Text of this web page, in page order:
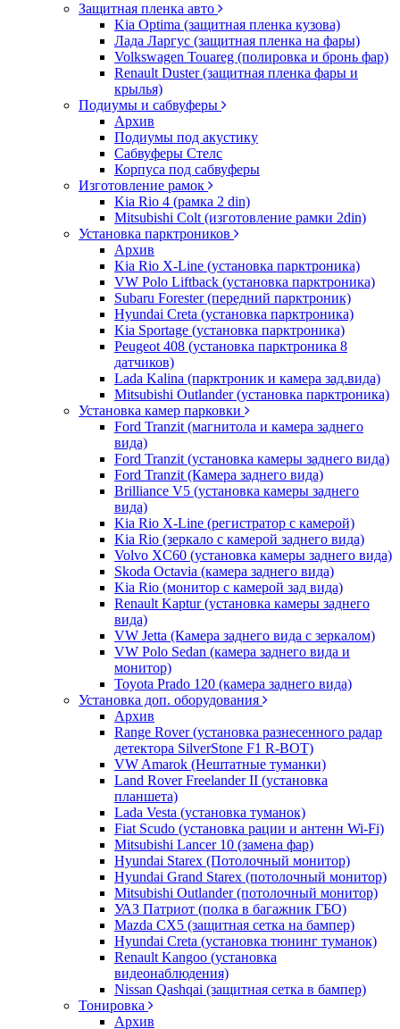
Защитная пленка авто
Kia Optima (защитная пленка кузова)
Лада Ларгус (защитная пленка на фары)
Volkswagen Touareg (полировка и бронь фар)
Renault Duster (защитная пленка фары и
крылья)
Подиумы и сабвуферы
Архив
Подиумы под акустику
Сабвуферы Стелс
Корпуса под сабвуферы
Изготовление рамок
Kia Rio 4 (рамка 2 din)
Mitsubishi Colt (изготовление рамки 2din)
Установка парктроников
Архив
Kia Rio X-Line (установка парктроника)
VW Polo Liftback (установка парктроника)
Subaru Forester (передний парктроник)
Hyundai Creta (установка парктроника)
Kia Sportage (установка парктроника)
Peugeot 408 (установка парктроника 8
датчиков)
Lada Kalina (парктроник и камера зад.вида)
Mitsubishi Outlander (установка парктроника)
Установка камер парковки
Ford Tranzit (магнитола и камера заднего
вида)
Ford Tranzit (установка камеры заднего вида)
Ford Tranzit (Камера заднего вида)
Brilliance V5 (установка камеры заднего
вида)
Kia Rio X-Line (регистратор с камерой)
Kia Rio (зеркало с камерой заднего вида)
Volvo XC60 (установка камеры заднего вида)
Skoda Octavia (камера заднего вида)
Kia Rio (монитор с камерой зад вида)
Renault Kaptur (установка камеры заднего
вида)
VW Jetta (Камера заднего вида с зеркалом)
VW Polo Sedan (камера заднего вида и
монитор)
Toyota Prado 120 (камера заднего вида)
Установка доп. оборудования
Архив
Range Rover (установка разнесенного радар
детектора SilverStone F1 R-BOT)
VW Amarok (Нештатные туманки)
Land Rover Freelander II (установка
планшета)
Lada Vesta (установка туманок)
Fiat Scudo (установка рации и антенн Wi-Fi)
Mitsubishi Lancer 10 (замена фар)
Hyundai Starex (Потолочный монитор)
Hyundai Grand Starex (потолочный монитор)
Mitsubishi Outlander (потолочный монитор)
УАЗ Патриот (полка в багажник ГБО)
Mazda CX5 (защитная сетка на бампер)
Hyundai Creta (установка тюнинг туманок)
Renault Kangoo (установка
видеонаблюдения)
Nissan Qashqai (защитная сетка в бампер)
Тонировка
Архив